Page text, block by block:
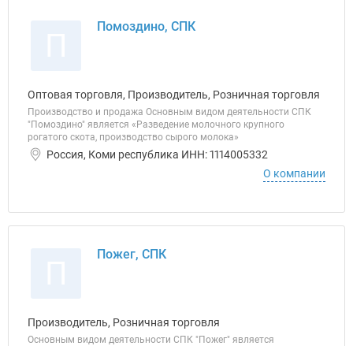
Помоздино, СПК
Оптовая торговля, Производитель, Розничная торговля
Производство и продажа Основным видом деятельности СПК
"Помоздино" является «Разведение молочного крупного
рогатого скота, производство сырого молока»
Россия, Коми республика ИНН: 1114005332
О компании
Пожег, СПК
Производитель, Розничная торговля
Основным видом деятельности СПК "Пожег" является